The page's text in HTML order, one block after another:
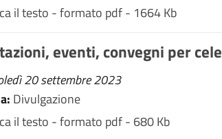
il testo - formato pdf - 1664 Kb
eventi, convegni per
20 settembre 2023
Divulgazione
il testo - formato pdf - 680 Kb